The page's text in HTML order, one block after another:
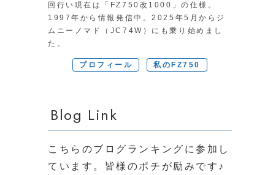
回行い現在は「FZ750改1000」の仕様。
1997年から情報発信中。2025年5月からジ
ムニーノマド（JC74W）にも乗り始めまし
た。
プロフィール 私のFZ750
Blog Link
こちらのブログランキングに参加し
ています。皆様のポチが励みです♪